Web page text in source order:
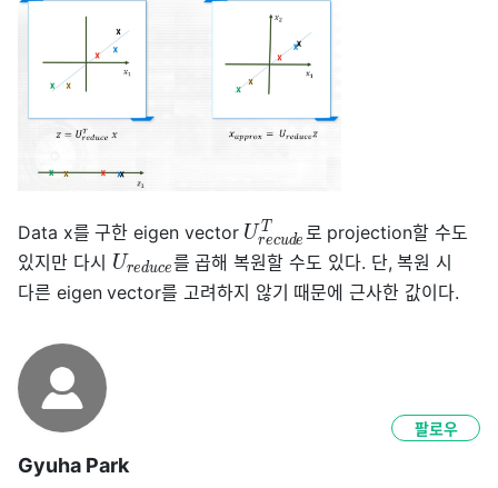
Data x를 구한 eigen vector Urecude
T
로 projection할 수도
있지만 다시
Ureduce를 곱해 복원할 수도 있다. 단, 복원 시
다른 eigen vector를 고려하지 않기 때문에 근사한 값이다.
Gyuha Park
팔로우